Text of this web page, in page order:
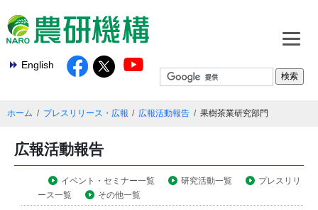
English
ホーム プレスリリース・広報 広報活動報告 果樹茶業研究部門
広報活動報告
イベント・セミナー一覧 研究活動一覧
プレスリリ
ース一覧
その他一覧